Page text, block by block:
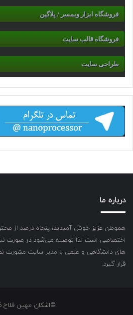
فروشگاه ابزار وبمسر / پلاگین
فروشگاه قالب سایت
طراحی سایت
درباره ما
هموطن عزیز خوش آمیدید؛ پنجاه درصد از
اختصاصی است لذا توصیه می‌شود در صورت نیاز
های دانشگاهی و علمی با مدیر سایت مشورت
قرار گیرد.
©اشکان مهین فلاح 2026